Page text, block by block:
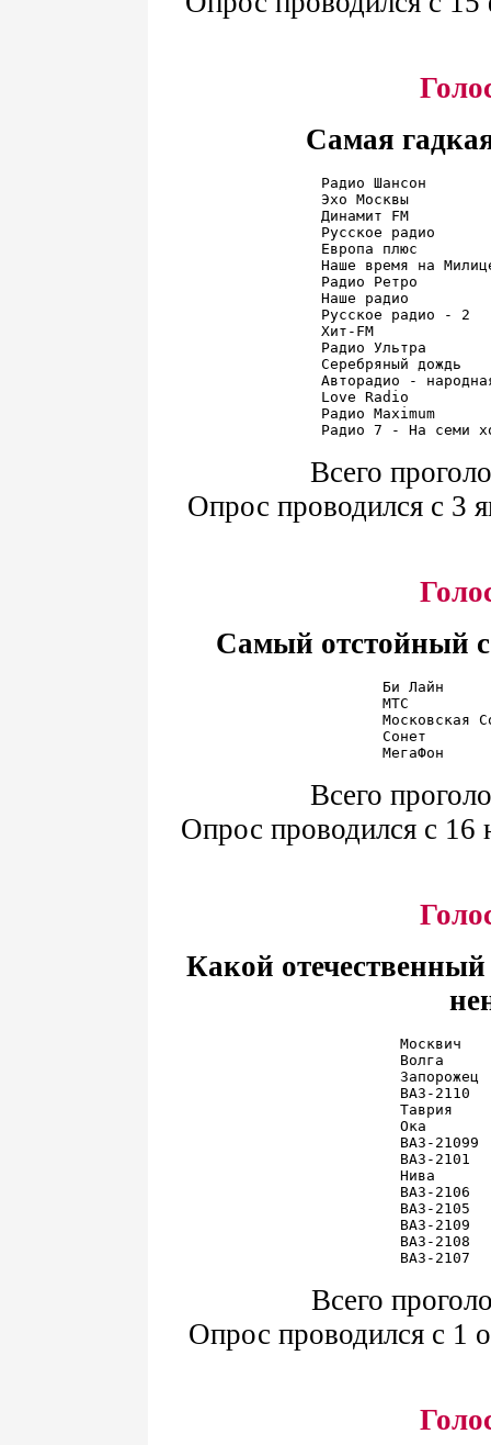
Самая
Радио Шансон
Эхо Москвы
Динамит FM
Русское радио
Европа плюс
Наше время на
Радио Ретро
Наше радио
Русское радио
Хит-FM
Радио Ультра
Серебряный
Авторадио -
Love Radio
Радио
Всего
Опрос проводился с 3
Самый отстойный
Би Лайн
МТС
Московская
Сонет
Всего
Опрос проводился с 16
Какой
Москвич
Волга
ВАЗ-
Таврия
Ока
ВАЗ-
ВАЗ-
Нива
ВАЗ-
ВАЗ-
ВАЗ-
ВАЗ-
Всего
Опрос проводился с 1